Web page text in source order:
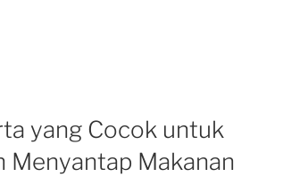
yang Cocok untuk
Menyantap Makanan